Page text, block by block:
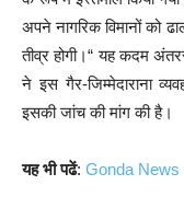
अपने नागरिक विमानों को
तीव्र होगी।“ यह कदम
ने इस गैर-जिम्मेदाराना
इसकी जांच की मांग की है।
यह भी पढें: Gonda News